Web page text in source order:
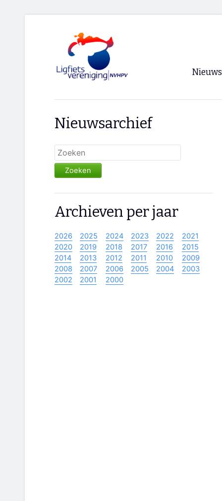
Nieuws
Nieuwsarchief
Zoeken
Archieven per jaar
2026 2025 2024 2023 2022
2021
2020
2019 2018 2017 2016
2015
2014
2013 2012 2011 2010
2009
2008
2007 2006 2005 2004
2003
2002
2001 2000